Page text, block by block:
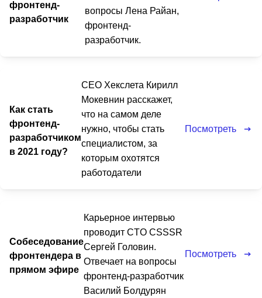
фронтенд-
разработчик
вопросы Лена Райан,
фронтенд-
разработчик.
Как стать
фронтенд-
разработчиком
в 2021 году?
CEO Хекслета Кирилл
Мокевнин расскажет,
что на самом деле
нужно, чтобы стать
специалистом, за
которым охотятся
работодатели
Посмотреть
Собеседование
фронтендера в
прямом эфире
Карьерное интервью
проводит CTO CSSSR
Сергей Головин.
Отвечает на вопросы
фронтенд-разработчик
Василий Болдурян
Посмотреть